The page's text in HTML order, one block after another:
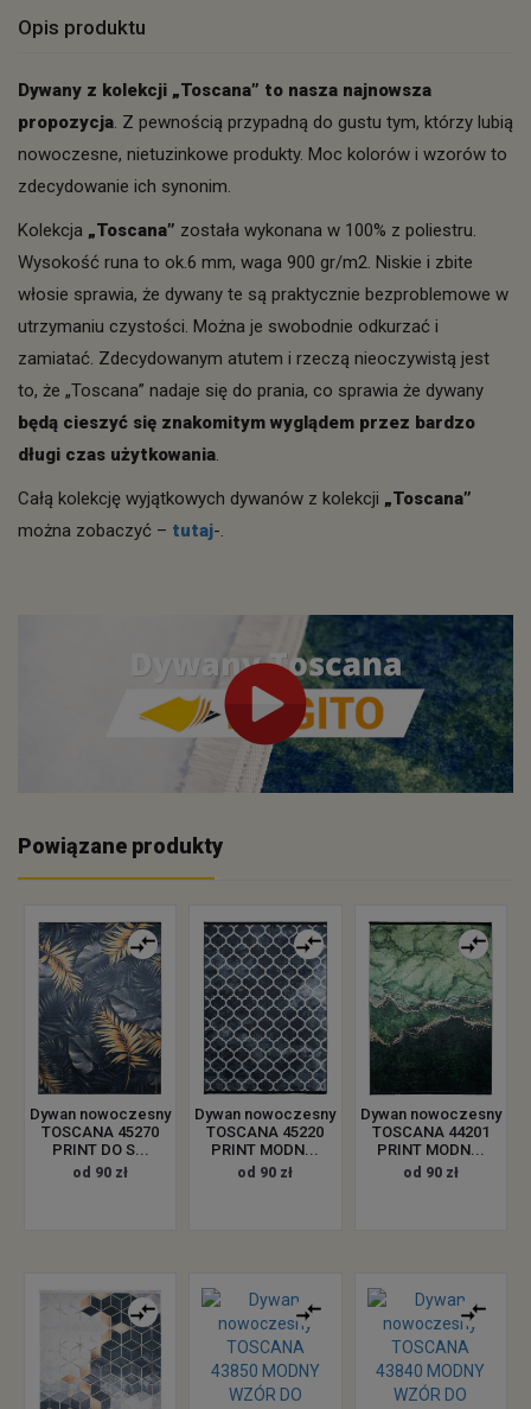
Opis produktu
Dywany z kolekcji „Toscana” to nasza najnowsza
propozycja. Z pewnością przypadną do gustu tym, którzy lubią
nowoczesne, nietuzinkowe produkty. Moc kolorów i wzorów to
zdecydowanie ich synonim.
Kolekcja „Toscana” została wykonana w 100% z poliestru.
Wysokość runa to ok.6 mm, waga 900 gr/m2. Niskie i zbite
włosie sprawia, że dywany te są praktycznie bezproblemowe w
utrzymaniu czystości. Można je swobodnie odkurzać i
zamiatać. Zdecydowanym atutem i rzeczą nieoczywistą jest
to, że „Toscana” nadaje się do prania, co sprawia że dywany
będą cieszyć się znakomitym wyglądem przez bardzo
długi czas użytkowania.
Całą kolekcję wyjątkowych dywanów z kolekcji „Toscana”
można zobaczyć – tutaj-.
Powiązane produkty
Dywan nowoczesny
TOSCANA 45270
PRINT DO S...
od 90 zł
Dywan nowoczesny
TOSCANA 45220
PRINT MODN...
od 90 zł
Dywan nowoczesny
TOSCANA 44201
PRINT MODN...
od 90 zł